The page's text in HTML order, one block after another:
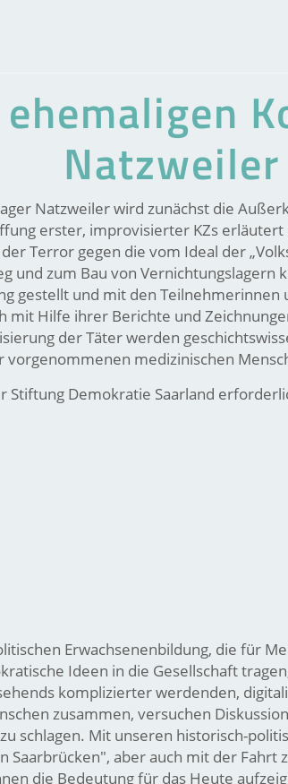
Natzweiler
Natzweiler wird zunächst die
erster, improvisierter KZs erläutert
Terror gegen die vom Ideal der
und zum Bau von
gestellt und mit den
mit Hilfe ihrer Berichte und
der Täter werden
vorgenommenen medizinischen
Stiftung Demokratie Saarland
Erwachsenenbildung, die für
Ideen in die Gesellschaft
komplizierter werdenden,
zusammen, versuchen
schlagen. Mit unseren historisch-
Saarbrücken", aber auch mit der
die Bedeutung für das Heute